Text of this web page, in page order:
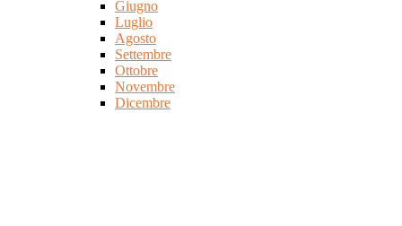
Giugno
Luglio
Agosto
Settembre
Ottobre
Novembre
Dicembre